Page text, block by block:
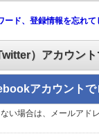
ード、登録情報を忘れて
）アカウン
アカウントで
い場合は、メールアド